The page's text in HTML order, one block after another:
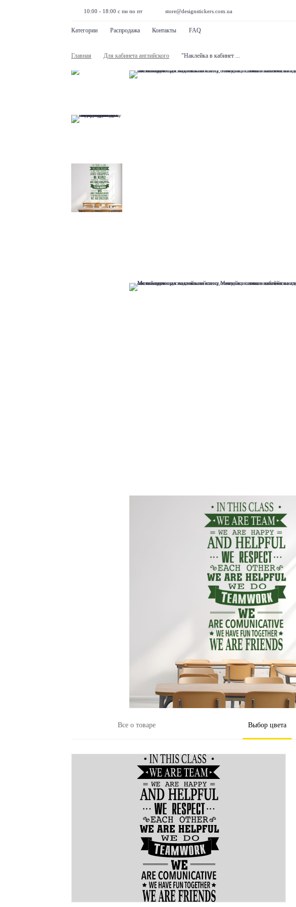
10:00 - 18:00 с пн по пт store@designstickers.com.ua
Категории Распродажа Контакты FAQ
Главная Для кабинета английского "Наклейка в кабинет ...
Все о товаре Выбор цвета